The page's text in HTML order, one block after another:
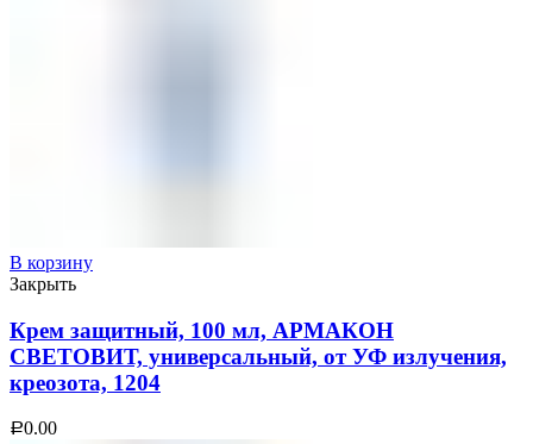
В корзину
Закрыть
Крем защитный, 100 мл, АРМАКОН
СВЕТОВИТ, универсальный, от УФ излучения,
креозота, 1204
Р0.00